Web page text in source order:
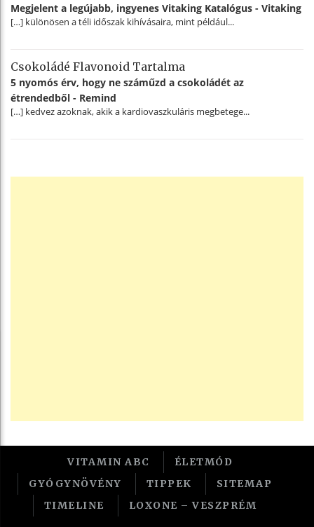
Megjelent a legújabb, ingyenes Vitaking Katalógus - Vitaking
[…] különösen a téli időszak kihívásaira, mint például...
Csokoládé Flavonoid Tartalma
5 nyomós érv, hogy ne száműzd a csokoládét az
étrendedből - Remind
[…] kedvez azoknak, akik a kardiovaszkuláris megbetege...
VITAMIN ABC
ÉLETMÓD
GYÓGYNÖVÉNY
TIPPEK
SITEMAP
TIMELINE
LOXONE – VESZPRÉM